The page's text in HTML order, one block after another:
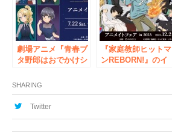
劇場アニメ『青春ブ
タ野郎はおでかけシ
い』のイベント、
「『青春ブタ野郎は
おでかけシスターの
『家庭教師ヒットマ
ンREBORN!』のイ
REBORN!』アニメ
SHARING
Twitter